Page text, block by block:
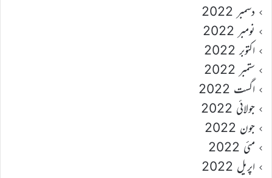
دسمبر 2022
نومبر 2022
اکتوبر 2022
ستمبر 2022
اگست 2022
جولائی 2022
جون 2022
مئی 2022
اپریل 2022